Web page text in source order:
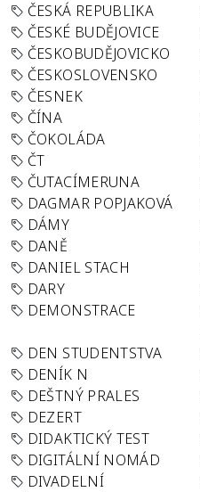
ČESKÁ REPUBLIKA
ČESKÉ BUDĚJOVICE
ČESKOBUDĚJOVICKO
ČESKOSLOVENSKO
ČESNEK
ČÍNA
ČOKOLÁDA
ČT
ČUTACÍMERUNA
DAGMAR POPJAKOVÁ
DÁMY
DANĚ
DANIEL STACH
DARY
DEMONSTRACE
DEN STUDENTSTVA
DENÍK N
DEŠTNÝ PRALES
DEZERT
DIDAKTICKÝ TEST
DIGITÁLNÍ NOMÁD
DIVADELNÍ